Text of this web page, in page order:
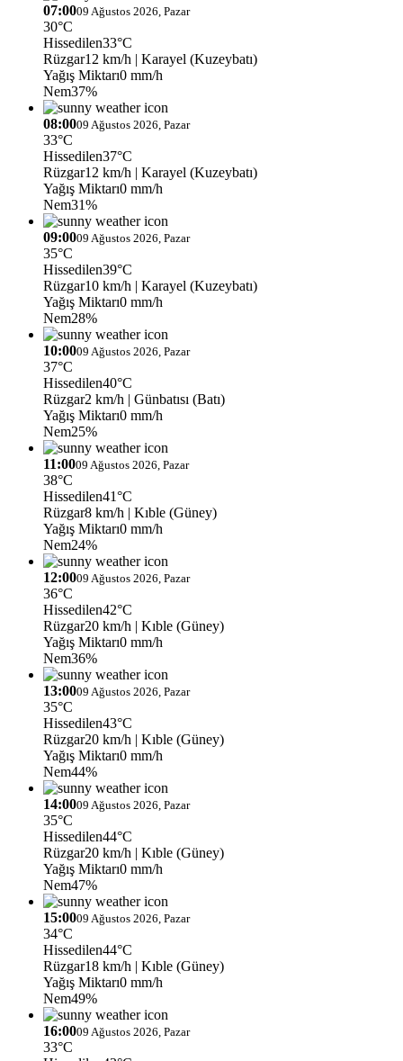
07:0009 Ağustos 2026, Pazar
30°C
Hissedilen33°C
Rüzgar12 km/h | Karayel (Kuzeybatı)
Yağış Miktarı0 mm/h
Nem37%
08:0009 Ağustos 2026, Pazar
33°C
Hissedilen37°C
Rüzgar12 km/h | Karayel (Kuzeybatı)
Yağış Miktarı0 mm/h
Nem31%
09:0009 Ağustos 2026, Pazar
35°C
Hissedilen39°C
Rüzgar10 km/h | Karayel (Kuzeybatı)
Yağış Miktarı0 mm/h
Nem28%
10:0009 Ağustos 2026, Pazar
37°C
Hissedilen40°C
Rüzgar2 km/h | Günbatısı (Batı)
Yağış Miktarı0 mm/h
Nem25%
11:0009 Ağustos 2026, Pazar
38°C
Hissedilen41°C
Rüzgar8 km/h | Kıble (Güney)
Yağış Miktarı0 mm/h
Nem24%
12:0009 Ağustos 2026, Pazar
36°C
Hissedilen42°C
Rüzgar20 km/h | Kıble (Güney)
Yağış Miktarı0 mm/h
Nem36%
13:0009 Ağustos 2026, Pazar
35°C
Hissedilen43°C
Rüzgar20 km/h | Kıble (Güney)
Yağış Miktarı0 mm/h
Nem44%
14:0009 Ağustos 2026, Pazar
35°C
Hissedilen44°C
Rüzgar20 km/h | Kıble (Güney)
Yağış Miktarı0 mm/h
Nem47%
15:0009 Ağustos 2026, Pazar
34°C
Hissedilen44°C
Rüzgar18 km/h | Kıble (Güney)
Yağış Miktarı0 mm/h
Nem49%
16:0009 Ağustos 2026, Pazar
33°C